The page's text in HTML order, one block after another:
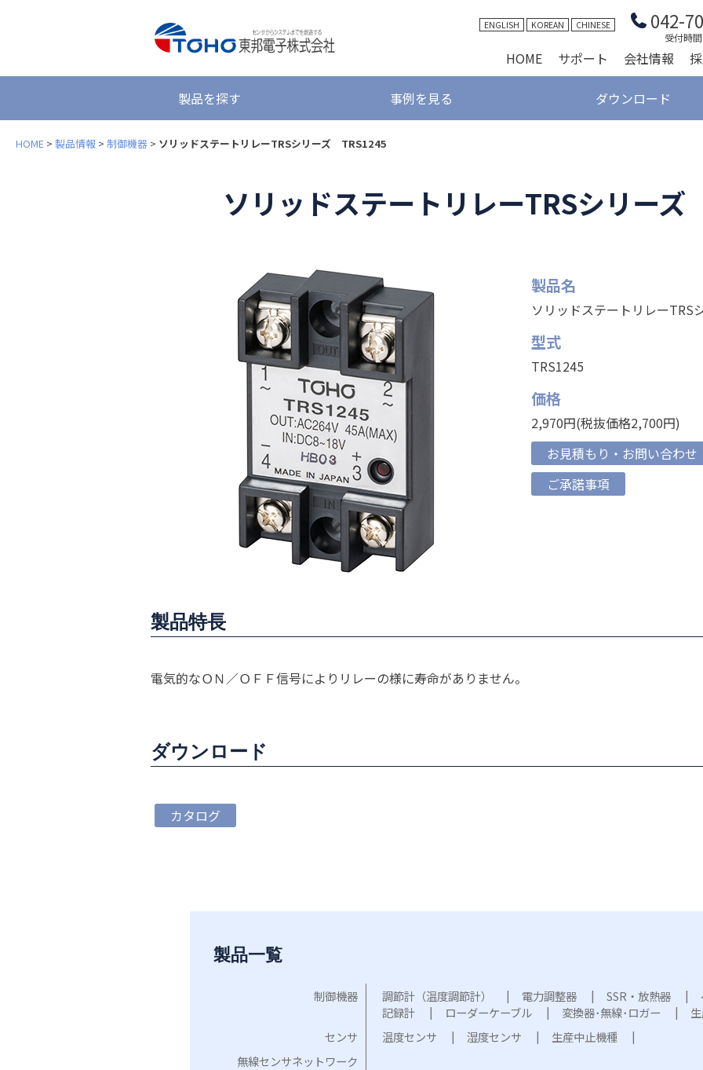
ENGLISH KOREAN CHINESE 042-
受付時
HOME
サポート 会社情報
製品を探す 事例を見る ダウンロード
HOME > 製品情報 > 制御機器 > ソリッドステートリレーTRSシリーズ TRS1245
ソリッドステートリレーTRSシリー
製品名
ソリッドステートリレー
型式
TRS1245
価格
2,970円(税抜価格2,700円)
お見積もり・お問い合わせ
ご承諾事項
製品特長
電気的なＯＮ／ＯＦＦ信号によりリレーの様に寿命がありません。
ダウンロード
カタログ
製品一覧
制御機器 調節計（温度調節計） 電力調整器 SSR・放熱器
記録計
ローダーケーブル 変換器･無線･ロガー
センサ
温度センサ 湿度センサ
生産中止機種
無線センサネットワーク